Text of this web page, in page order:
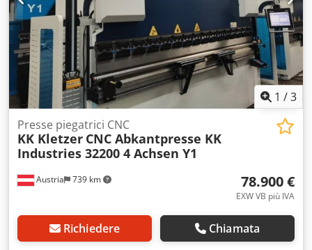
1 /3
Austria 739 km
Presse piegatrici CNC
KK Kletzer CNC Abkantpresse KK
Industries 32200 4 Achsen Y1
78.900 €
EXW VB più IVA
Richiedere Chiamata